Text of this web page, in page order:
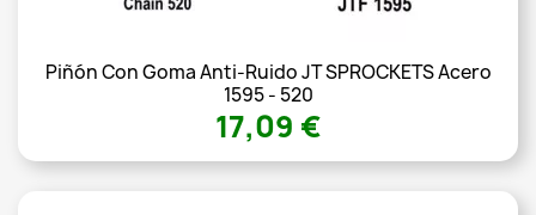
Piñón Con Goma Anti-Ruido JT SPROCKETS Acero
1595 - 520
17,09 €